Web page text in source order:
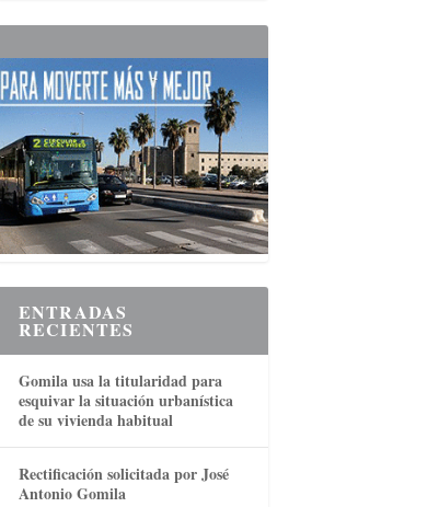
ENTRADAS
RECIENTES
Gomila usa la titularidad para
esquivar la situación urbanística
de su vivienda habitual
Rectificación solicitada por José
Antonio Gomila